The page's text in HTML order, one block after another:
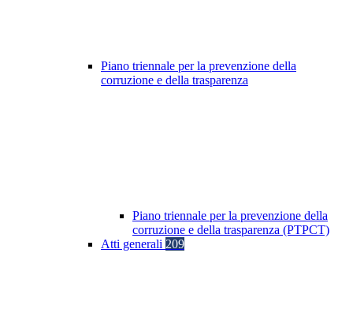
Piano triennale per la prevenzione della
corruzione e della trasparenza
Piano triennale per la prevenzione della
corruzione e della trasparenza (PTPCT)
Atti generali 209